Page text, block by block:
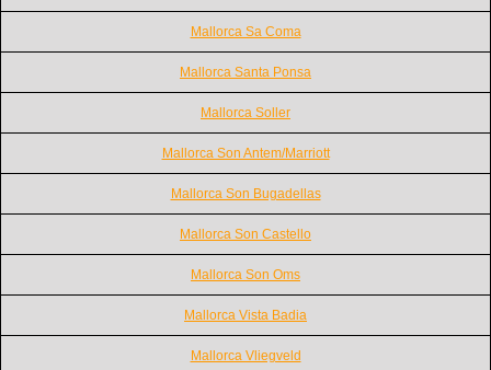
Mallorca Sa Coma
Mallorca Santa Ponsa
Mallorca Soller
Mallorca Son Antem/Marriott
Mallorca Son Bugadellas
Mallorca Son Castello
Mallorca Son Oms
Mallorca Vista Badia
Mallorca Vliegveld